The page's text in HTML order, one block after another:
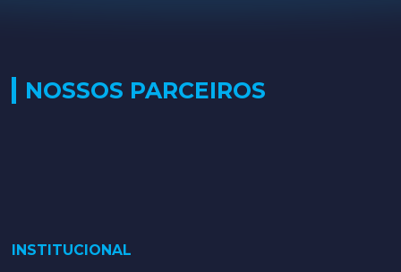
NOSSOS PARCEIROS
INSTITUCIONAL